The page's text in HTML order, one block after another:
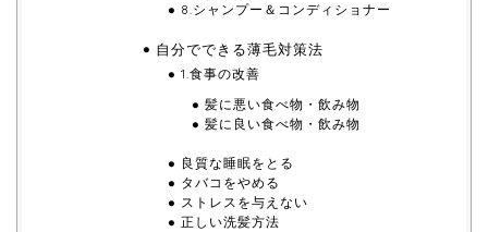
8.シャンプー＆コンディショナー
自分でできる薄毛対策法
1.食事の改善
髪に悪い食べ物・飲み物
髪に良い食べ物・飲み物
良質な睡眠をとる
タバコをやめる
ストレスを与えない
正しい洗髪方法